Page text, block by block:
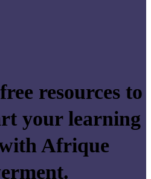
resources to
your learning
Afrique